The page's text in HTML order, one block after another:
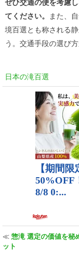
てください。 また、
境百選とも称される
う。交通手段の選び
日本の滝百選
≪ 惣滝 選定の価値を秘
ット